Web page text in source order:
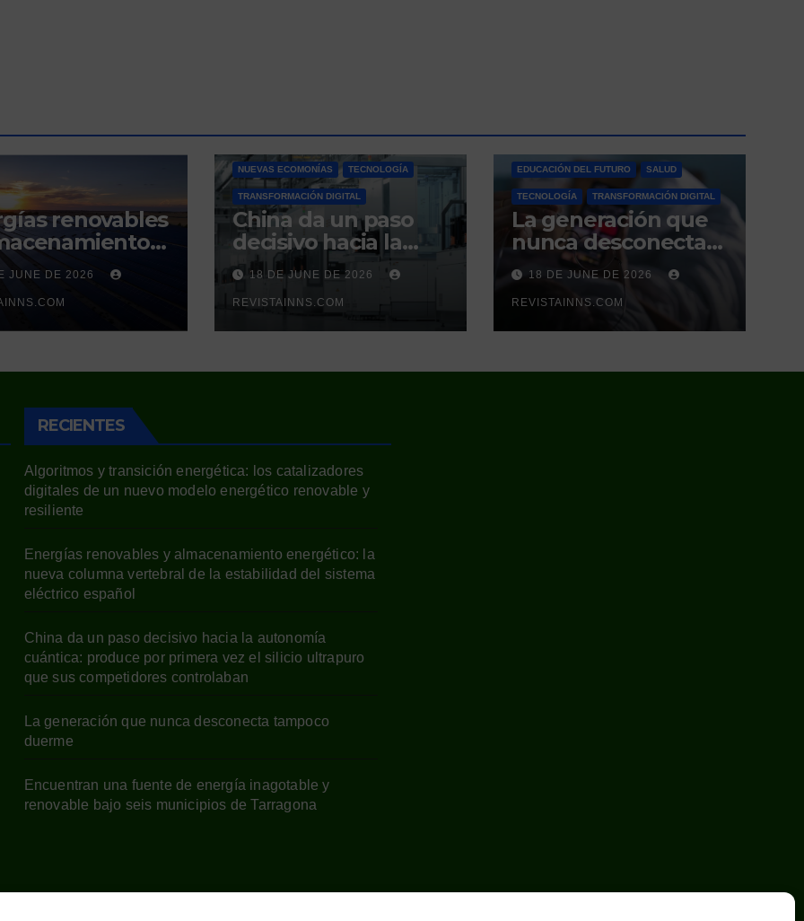
renovables
la nueva
vertebral
estabilidad del
eléctrico
JUNE DE 2026
NUEVAS ECOMONÍAS TECNOLOGÍA
TRANSFORMACIÓN DIGITAL
China da un paso
decisivo hacia la
autonomía
cuántica: produce
por primera vez el
silicio ultrapuro que
controlaban
18 DE JUNE DE 2026
REVISTAINNS.COM
EDUCACIÓN DEL FUTURO SALUD
TECNOLOGÍA TRANSFORMACIÓN DIGITAL
La generación que
nunca desconecta
tampoco duerme
18 DE JUNE DE 2026
REVISTAINNS.COM
RECIENTES
Algoritmos y transición energética: los catalizadores
digitales de un nuevo modelo energético renovable y
resiliente
Energías renovables y almacenamiento energético: la
nueva columna vertebral de la estabilidad del sistema
eléctrico español
China da un paso decisivo hacia la autonomía
cuántica: produce por primera vez el silicio ultrapuro
que sus competidores controlaban
La generación que nunca desconecta tampoco
duerme
Encuentran una fuente de energía inagotable y
renovable bajo seis municipios de Tarragona